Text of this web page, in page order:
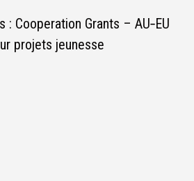
: Cooperation Grants – AU‑EU
projets jeunesse